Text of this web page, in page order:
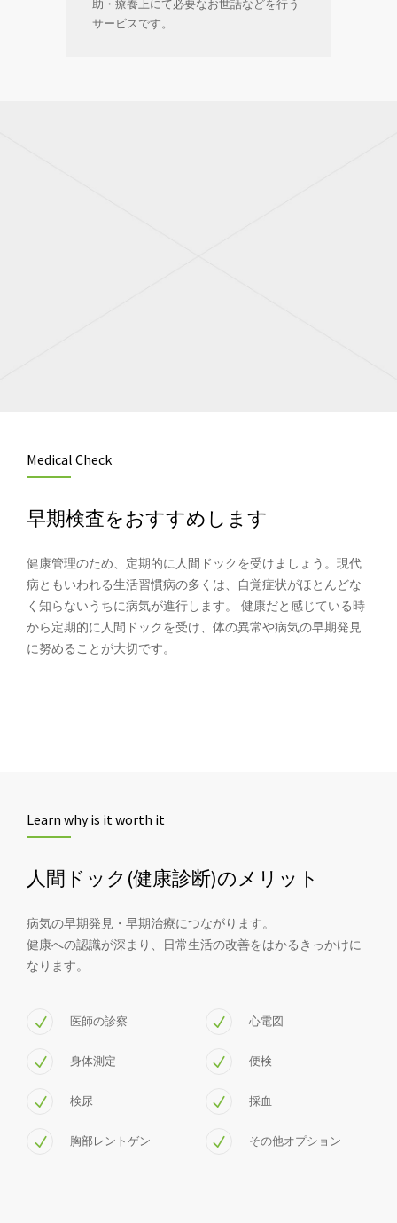
助・療養上にて必要なお世話などを行う
サービスです。
Medical Check
早期検査をおすすめします
健康管理のため、定期的に人間ドックを受けましょう。現代
病ともいわれる生活習慣病の多くは、自覚症状がほとんどな
く知らないうちに病気が進行します。 健康だと感じている時
から定期的に人間ドックを受け、体の異常や病気の早期発見
に努めることが大切です。
Learn why is it worth it
人間ドック(健康診断)のメリット
病気の早期発見・早期治療につながります。
健康への認識が深まり、日常生活の改善をはかるきっかけに
なります。
医師の診察
身体測定
検尿
胸部レントゲン
心電図
便検
採血
その他オプション